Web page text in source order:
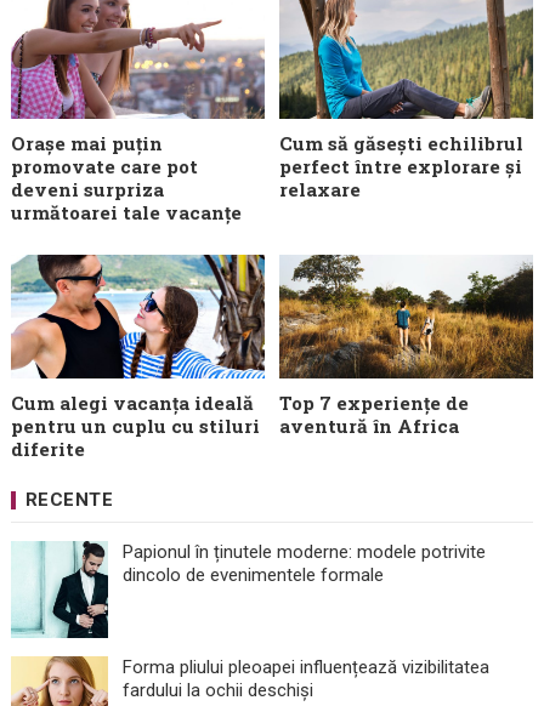
Orașe mai puțin
promovate care pot
deveni surpriza
următoarei tale vacanțe
Cum să găsești echilibrul
perfect între explorare și
relaxare
Cum alegi vacanța ideală
pentru un cuplu cu stiluri
diferite
Top 7 experiențe de
aventură în Africa
RECENTE
Papionul în ținutele moderne: modele potrivite
dincolo de evenimentele formale
Forma pliului pleoapei influențează vizibilitatea
fardului la ochii deschiși